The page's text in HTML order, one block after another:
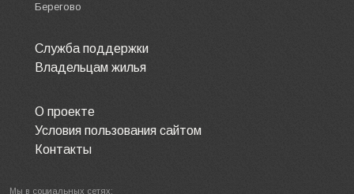
Берегово
Служба поддержки
Владельцам жилья
О проекте
Условия пользования сайтом
Контакты
Мы в социальных сетях: